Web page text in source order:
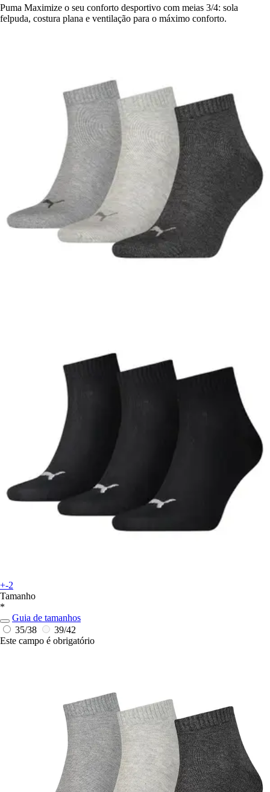
Puma Maximize o seu conforto desportivo com meias 3/4: sola
felpuda, costura plana e ventilação para o máximo conforto.
+-2
Tamanho
*
Guia de tamanhos
35/38
39/42
Este campo é obrigatório